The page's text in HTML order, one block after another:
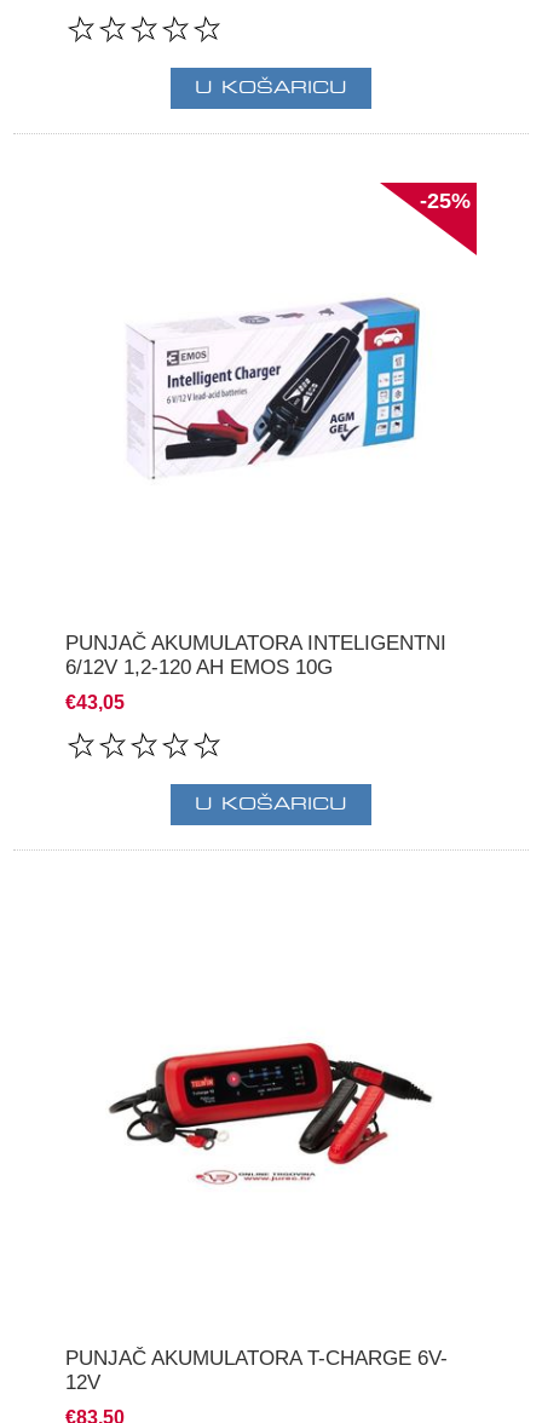
-25%
PUNJAČ AKUMULATORA INTELIGENTNI
6/12V 1,2-120 AH EMOS 10G
€43,05
PUNJAČ AKUMULATORA T-CHARGE 6V-
12V
€83,50